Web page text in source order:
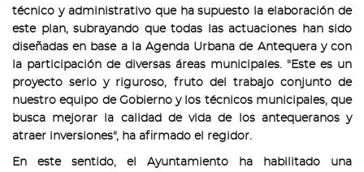
técnico y administrativo que ha supuesto la elaboración de
este plan, subrayando que todas las actuaciones han sido
diseñadas en base a la Agenda Urbana de Antequera y con
la participación de diversas áreas municipales. "Este es un
proyecto serio y riguroso, fruto del trabajo conjunto de
nuestro equipo de Gobierno y los técnicos municipales, que
busca mejorar la calidad de vida de los antequeranos y
atraer inversiones", ha afirmado el regidor.
En este sentido, el Ayuntamiento ha habilitado una